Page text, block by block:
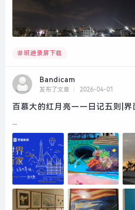
班迪录屏下载
Bandicam
发布了文章 2026-04-01
百慕大的红月亮——日记五则|界
...